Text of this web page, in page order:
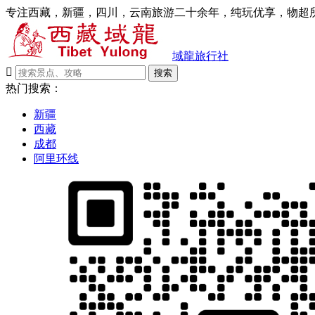
专注西藏，新疆，四川，云南旅游二十余年，纯玩优享，物超
域龍旅行社

搜索
热门搜索：
新疆
西藏
成都
阿里环线